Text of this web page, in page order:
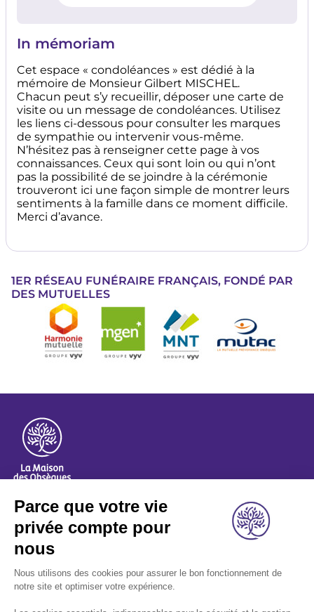
In mémoriam
Cet espace « condoléances » est dédié à la
mémoire de Monsieur Gilbert MISCHEL.
Chacun peut s’y recueillir, déposer une carte de
visite ou un message de condoléances. Utilisez
les liens ci-dessous pour consulter les marques
de sympathie ou intervenir vous-même.
N’hésitez pas à renseigner cette page à vos
connaissances. Ceux qui sont loin ou qui n’ont
pas la possibilité de se joindre à la cérémonie
trouveront ici une façon simple de montrer leurs
sentiments à la famille dans ce moment difficile.
Merci d’avance.
1ER RÉSEAU FUNÉRAIRE FRANÇAIS, FONDÉ PAR
DES MUTUELLES
Image
A propos
Nos métiers